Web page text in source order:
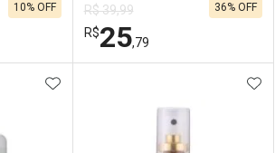
10% OFF
R$ 39,99
R$25,79
36% OFF
Laboratório
Por Menos
ADICIONAR AOS FAVORITOS